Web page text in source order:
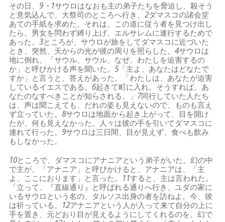
その日、9・1サウロはなおも主の弟子たちを脅迫し、殺そう
と意気込んで、大祭司のところへ行き、2ダマスコの諸会堂
あての手紙を求めた。それは、この道に従う者を見つけ出し
たら、男女を問わず縛り上げ、エルサレムに連行するためで
あった。3ところが、サウロが旅をしてダマスコに近づいた
とき、突然、天からの光が彼の周りを照らした。4サウロは
地に倒れ、「サウル、サウル、なぜ、わたしを迫害するの
か」と呼びかける声を聞いた。5 「主よ、あなたはどなたで
すか」と言うと、答えがあった。「わたしは、あなたが迫害
しているイエスである。 6起きて町に入れ。そうすれば、あ
なたのなすべきことが知らされる。」 7同行していた人たち
は、声は聞こえても、だれの姿も見えないので、ものも言え
ず立っていた。8サウロは地面から起き上がって、目を開け
たが、何も見えなかった。人々は彼の手を引いてダマスコに
連れて行った。9サウロは三日間、目が見えず、食べも飲み
もしなかった。
10ところで、ダマスコにアナニアという弟子がいた。幻の中
で主が、「アナニア」と呼びかけると、アナニアは、「主
よ、ここにおります」と言った。 11すると、主は言われた。
「立って、『直線通り』と呼ばれる通りへ行き、ユダの家に
いるサウロという名の、タルソス出身の者を訪ねよ。今、彼
は祈っている。 12アナニアという人が入って来て自分の上に
手を置き、元どおり目が見えるようにしてくれるのを、幻で